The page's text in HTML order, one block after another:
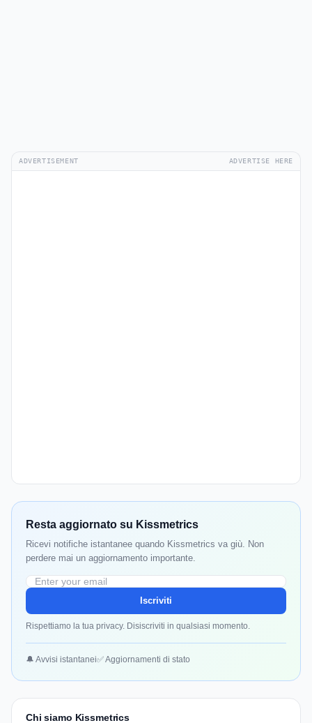
ADVERTISEMENT ADVERTISE HERE
Resta aggiornato su Kissmetrics
Ricevi notifiche istantanee quando Kissmetrics va giù. Non
perdere mai un aggiornamento importante.
Iscriviti
Rispettiamo la tua privacy. Disiscriviti in qualsiasi momento.
🔔 Avvisi istantanei✅ Aggiornamenti di stato
Chi siamo Kissmetrics